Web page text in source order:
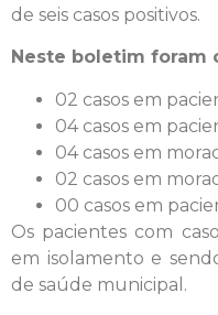
de seis casos positivos.
Neste boletim foram
02 casos em
04 casos em
04 casos em
02 casos em
00 casos em
Os pacientes com
em isolamento e
de saúde municipal.